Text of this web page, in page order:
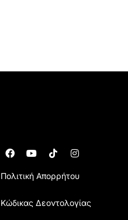
Πολιτική Απορρήτου
Κώδικας Δεοντολογίας